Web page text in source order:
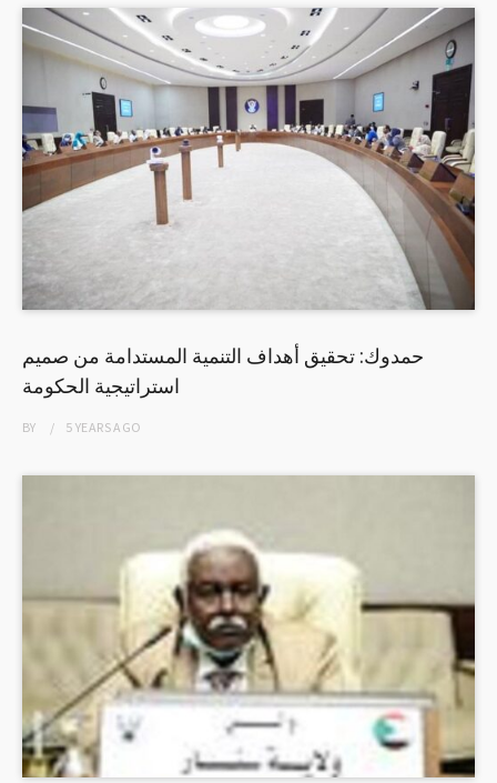
حمدوك: تحقيق أهداف التنمية المستدامة من صميم
استراتيجية الحكومة
BY 5 YEARSAGO